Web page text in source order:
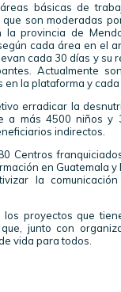
básicas de
son moderadas
la provincia de
cada área en el
cada 30 días y su
Actualmente
la plataforma y
erradicar la
a más 4500 niños y
indirectos.
Centros
en Guatemala
la
proyectos que
junto con
vida para todos.